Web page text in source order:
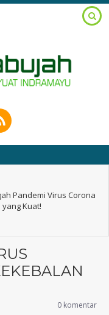
Pandemi Virus Corona
Kuat!
0 komentar